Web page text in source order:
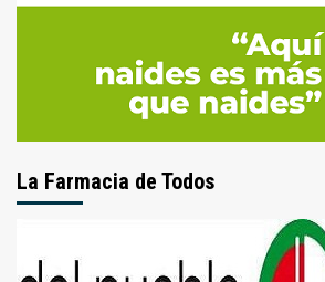
La Farmacia de Todos